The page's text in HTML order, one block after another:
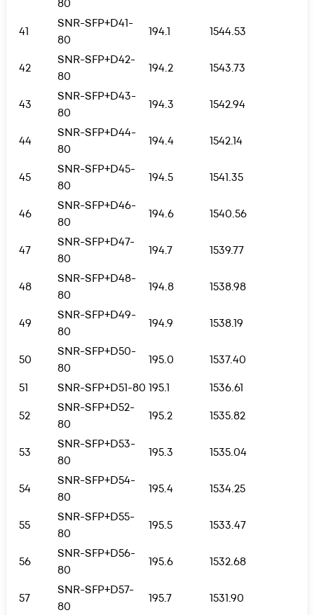
80
41
SNR-SFP+D41-
80
194.1 1544.53
42
SNR-SFP+D42-
80
194.2 1543.73
43
SNR-SFP+D43-
80
194.3 1542.94
44
SNR-SFP+D44-
80
194.4 1542.14
45
SNR-SFP+D45-
80
194.5 1541.35
46
SNR-SFP+D46-
80
194.6 1540.56
47
SNR-SFP+D47-
80
194.7 1539.77
48
SNR-SFP+D48-
80
194.8 1538.98
49
SNR-SFP+D49-
80
194.9 1538.19
50
SNR-SFP+D50-
80
195.0
1537.40
51
SNR-SFP+D51-80 195.1
1536.61
52
SNR-SFP+D52-
80
195.2 1535.82
53
SNR-SFP+D53-
80
195.3 1535.04
54
SNR-SFP+D54-
80
195.4 1534.25
55
SNR-SFP+D55-
80
195.5 1533.47
56
SNR-SFP+D56-
80
195.6 1532.68
57
SNR-SFP+D57-
80
195.7 1531.90